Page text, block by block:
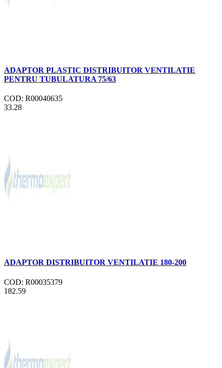
ADAPTOR PLASTIC DISTRIBUITOR VENTILATIE
PENTRU TUBULATURA 75/63
COD: R00040635
33.28
ADAPTOR DISTRIBUITOR VENTILATIE 180-200
COD: R00035379
182.59